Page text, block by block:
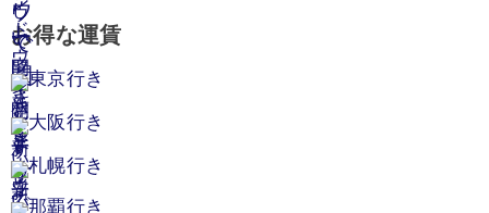
お得な運賃
東京行き
大阪行き
札幌行き
那覇行き